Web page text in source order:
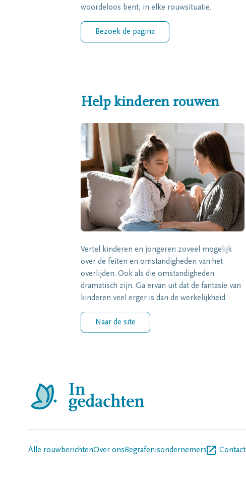
woordeloos bent, in elke rouwsituatie.
Bezoek de pagina
Help kinderen rouwen
Vertel kinderen en jongeren zoveel mogelijk
over de feiten en omstandigheden van het
overlijden. Ook als die omstandigheden
dramatisch zijn. Ga ervan uit dat de fantasie van
kinderen veel erger is dan de werkelijkheid.
Naar de site
Alle rouwberichtenOver ons Begrafenisondernemers Contact